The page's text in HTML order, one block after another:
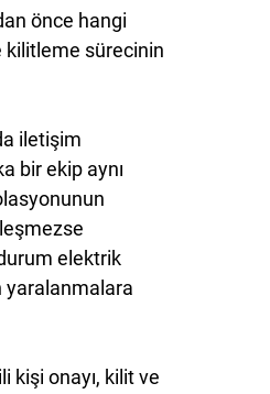
önce hangi
kilitleme sürecinin
iletişim
bir ekip aynı
elektrik
yaralanmalara
kişi onayı, kilit ve